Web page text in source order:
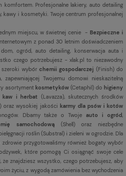
Profesjonalne lakiery, auto detailing
kawy i kosmetyki. Twoje centrum profesjonalnej
miejscu, w świetnej cenie - Bezpieczne i
z ponad 30 letnim doświadczeniem
ogród, auto detailing, konserwacja auta i
czego potrzebujesz - xlak.pl to niezawodny
szeroki wybórchemii gospodarczej (Finish) do
Twojemu domowi nieskazitelną
asortyment kosmetyków (Cetaphil) do higieny
kaw i herbat (Lavazza), skutecznych środków
oraz wysokiej jakości karmy dla psów i kotów
Dbamy także o Twojeauto i ogród,
samochodową (Shell) oraz niezbędne
roślin (Substral) i zieleni w ogrodzie. Dla
przygotowaliśmy również bogaty wybór
które pomogą Ci osiągnąć swoje cele
że znajdziesz wszystko, czego potrzebujesz, aby
życiu, z wygodą zamówienia bez wychodzenia